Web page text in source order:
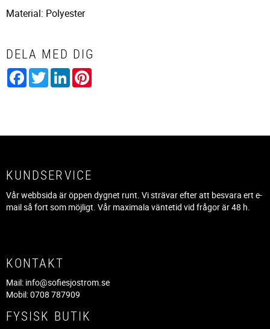
Material: Polyester
DELA MED DIG
Facebook
TwitterLinkedIn
KUNDSERVICE
Vår webbsida är öppen dygnet runt. Vi strävar efter att besvara ert e-
mail så fort som möjligt. Vår maximala väntetid vid frågor är 48 h.
KONTAKT
Mail: info@sofiesjostrom.se
Mobil: 0708 787909
FYSISK BUTIK